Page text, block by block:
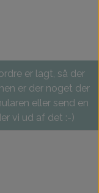
er lagt, så der
er der noget der
eller send en
vi ud af det :-)